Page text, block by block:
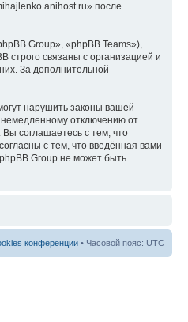
после
Group», «phpBB Teams»),
строго связаны с организацией и
За дополнительной
нарушить законы вашей
отключению от
соглашаетесь с тем, что
с тем, что введённая вами
Group не может быть
конференции • Часовой пояс: UTC